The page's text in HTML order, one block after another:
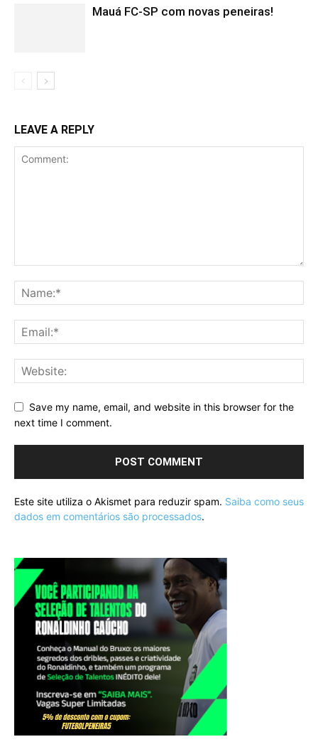
Mauá FC-SP com novas peneiras!
LEAVE A REPLY
Save my name, email, and website in this browser for the
next time I comment.
Este site utiliza o Akismet para reduzir spam. Saiba como seus
dados em comentários são processados.